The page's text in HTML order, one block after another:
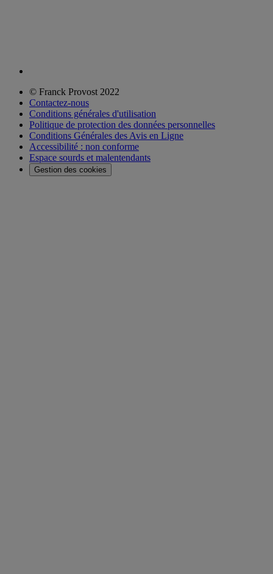
© Franck Provost 2022
Contactez-nous
Conditions générales d'utilisation
Politique de protection des données personnelles
Conditions Générales des Avis en Ligne
Accessibilité : non conforme
Espace sourds et malentendants
Gestion des cookies